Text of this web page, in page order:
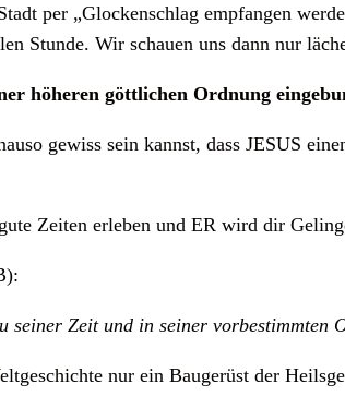
per „Glockenschlag empfangen
Stunde. Wir schauen uns dann nur
höheren göttlichen Ordnung
gewiss sein kannst, dass JESUS
Zeiten erleben und ER wird dir
seiner Zeit und in seiner vorbestimmten
nur ein Baugerüst der